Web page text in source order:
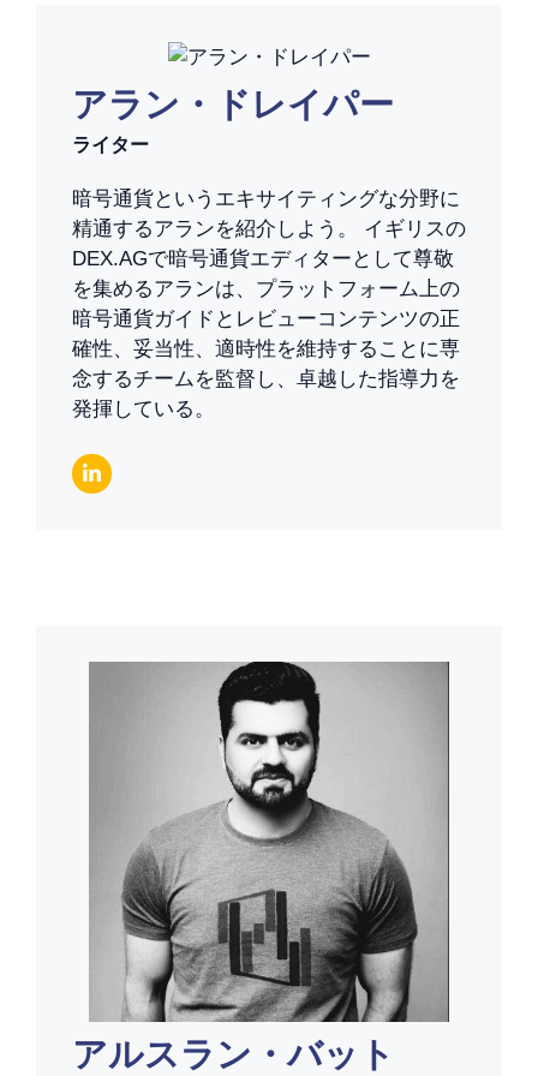
アラン・ドレイパー
ライター
暗号通貨というエキサイティングな分野に
精通するアランを紹介しよう。 イギリスの
DEX.AGで暗号通貨エディターとして尊敬
を集めるアランは、プラットフォーム上の
暗号通貨ガイドとレビューコンテンツの正
確性、妥当性、適時性を維持することに専
念するチームを監督し、卓越した指導力を
発揮している。
アルスラン・バット